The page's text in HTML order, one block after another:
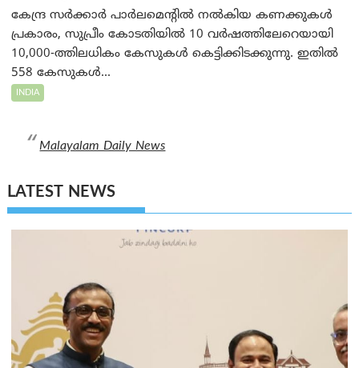
കേന്ദ്ര സർക്കാർ പാർലമെന്റിൽ നൽകിയ കണക്കുകൾ
പ്രകാരം, സുപ്രീം കോടതിയിൽ 10 വർഷത്തിലേറെയായി
10,000-ത്തിലധികം കേസുകൾ കെട്ടിക്കിടക്കുന്നു. ഇതിൽ
558 കേസുകൾ...
INDIA
Malayalam Daily News
LATEST NEWS